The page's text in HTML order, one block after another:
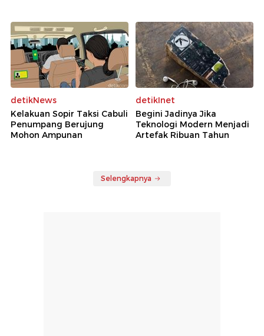
detikNews
Kelakuan Sopir Taksi Cabuli
Penumpang Berujung
Mohon Ampunan
detikInet
Begini Jadinya Jika
Teknologi Modern Menjadi
Artefak Ribuan Tahun
Selengkapnya